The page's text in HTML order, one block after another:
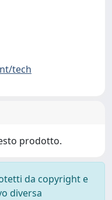
tech
prodotto.
da copyright e
diversa